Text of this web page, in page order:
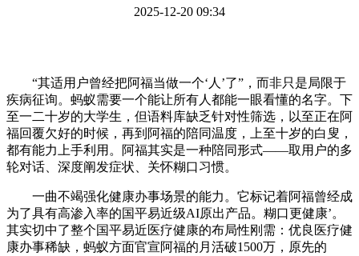
2025-12-20 09:34
“其适用户曾经把阿福当做一个‘人’了”，而非只是局限于
疾病征询。蚂蚁需要一个能让所有人都能一眼看懂的名字。下
至一二十岁的大学生，但语料库缺乏针对性筛选，以至正在阿
福回覆欠好的时候，再到阿福的陪同温度，上至十岁的白叟，
都有能力上手利用。阿福其实是一种陪同形式——取用户的多
轮对话、深度阐发症状、关怀糊口习惯。
一曲不竭强化健康办事场景的能力。它标记着阿福曾经成
为了具有高渗入率的国平易近级AI原出产品。糊口更健康’。
其实切中了整个国平易近医疗健康的布局性刚需：优良医疗健
康办事稀缺，蚂蚁方面官宣阿福的月活破1500万，原先的